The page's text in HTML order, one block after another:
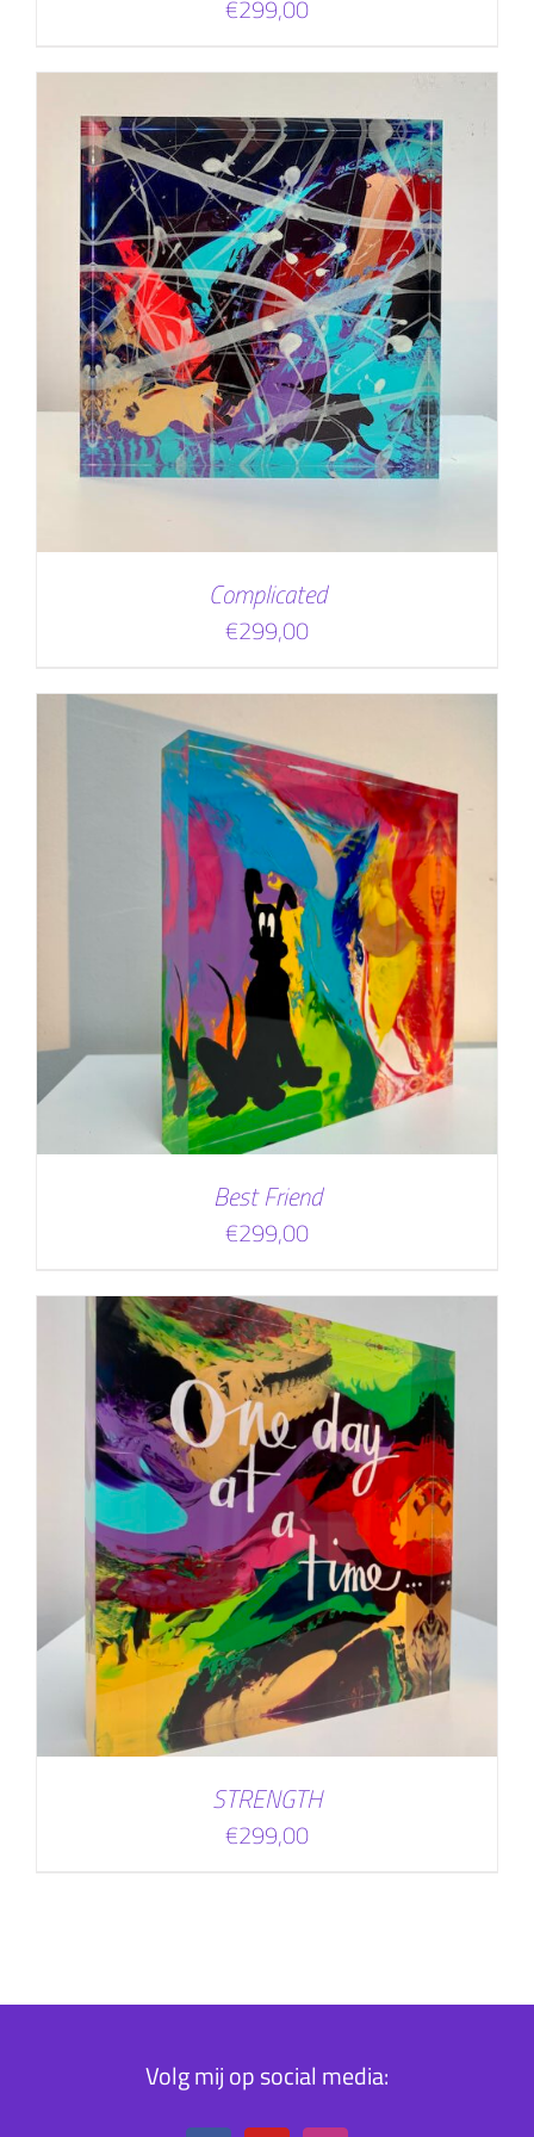
€299,00
Complicated
€299,00
Best Friend
€299,00
STRENGTH
€299,00
Volg mij op social media: